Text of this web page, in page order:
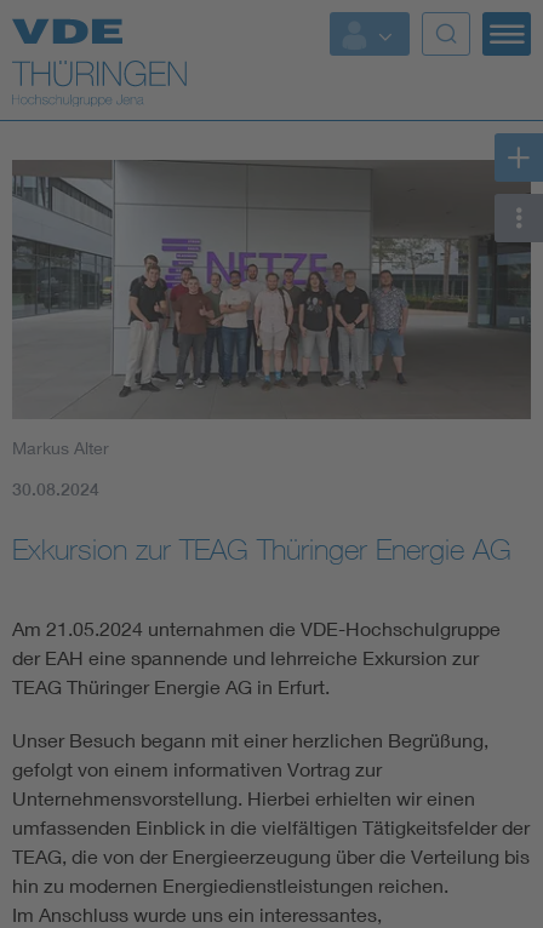
Top Themen
Fokusthemen
Energy
AI & Digital Trust
Health
Mobility
Electromobility
Energy storage
Functional safety
Markus Alter
30.08.2024
Exkursion zur TEAG Thüringer Energie AG
Am 21.05.2024 unternahmen die VDE-Hochschulgruppe
der EAH eine spannende und lehrreiche Exkursion zur
TEAG Thüringer Energie AG in Erfurt.
Unser Besuch begann mit einer herzlichen Begrüßung,
gefolgt von einem informativen Vortrag zur
Unternehmensvorstellung. Hierbei erhielten wir einen
umfassenden Einblick in die vielfältigen Tätigkeitsfelder der
TEAG, die von der Energieerzeugung über die Verteilung bis
hin zu modernen Energiedienstleistungen reichen.
Im Anschluss wurde uns ein interessantes,